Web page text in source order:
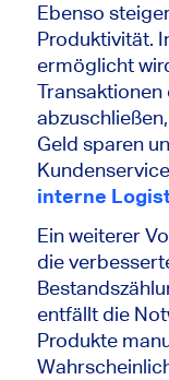
Ebenso
Produktivität.
ermöglicht
Transaktionen
Geld sparen
interne
Ein weiterer
die
entfällt die
Produkte